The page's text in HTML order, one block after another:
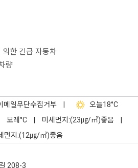
한 긴급 자동차
량
메일무단수집거부 오늘18°C
모레 °C 미세먼지:(23㎍/㎥)좋음
먼지:(12㎍/㎥)좋음
208-3